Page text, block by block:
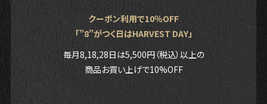
クーポン利用で10％OFF
「”8”がつく日はHARVEST DAY」
毎月8,18,28日は5,500円（税込）以上の
商品お買い上げで10%OFF